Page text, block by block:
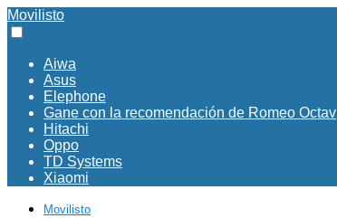
Movilisto
Aiwa
Asus
Elephone
Gane con la recomendación de Romeo Octav
Hitachi
Oppo
TD Systems
Xiaomi
Movilisto